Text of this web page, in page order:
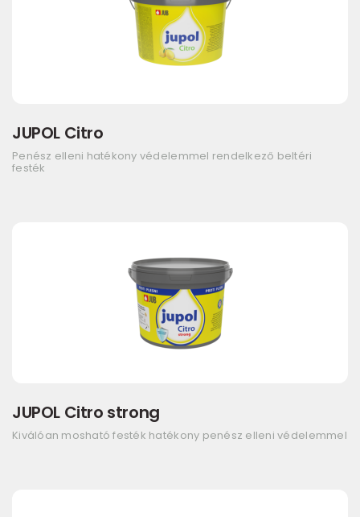
JUPOL Citro
Penész elleni hatékony védelemmel rendelkező beltéri
festék
JUPOL Citro strong
Kiválóan mosható festék hatékony penész elleni védelemmel